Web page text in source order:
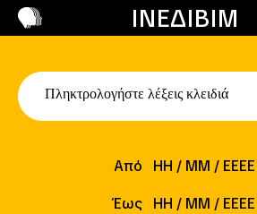
ΙΝΕΔΙΒΙΜ
Επικοινωνία
Από HH / MM / EEEE
Έως ΗΗ / ΜΜ / ΕΕΕΕ